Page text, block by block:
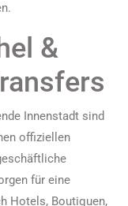
&
Innenstadt sind
offiziellen
für eine
Hotels, Boutiquen,